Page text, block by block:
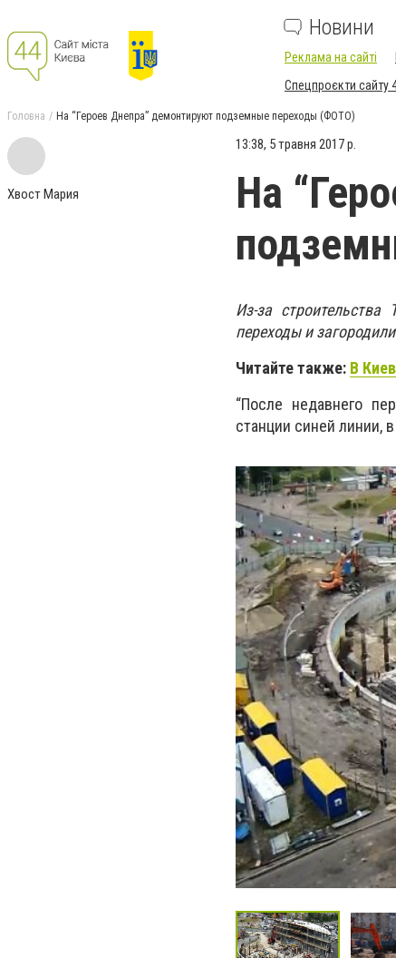
Новини
Реклама на сайті
Спецпроєкти сайту
Головна На “Героев Днепра” демонтируют подземные переходы (ФОТО)
Хвост Мария
13:38, 5 травня 2017 р.
На
Из-за
переходы и
Читайте также: В
“После недавнего
станции синей линии,